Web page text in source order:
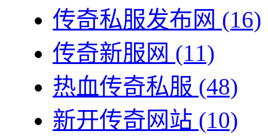
传奇私服发布网 (16)
传奇新服网 (11)
热血传奇私服 (48)
新开传奇网站 (10)